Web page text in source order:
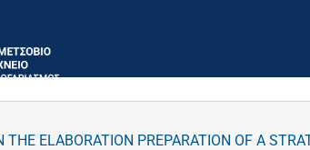
THE ELABORATION PREPARATION OF A